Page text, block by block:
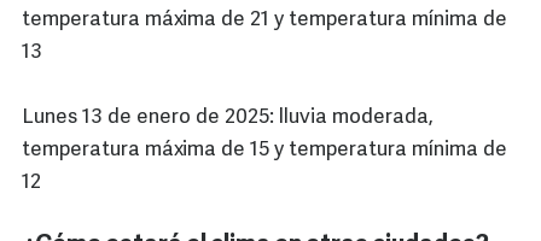
temperatura máxima de 21 y temperatura mínima de
13
Lunes 13 de enero de 2025: lluvia moderada,
temperatura máxima de 15 y temperatura mínima de
12